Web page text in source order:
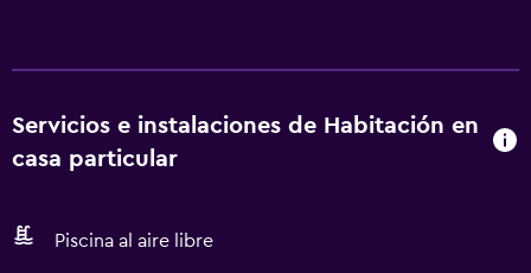
Servicios e instalaciones de Habitación en
casa particular
Piscina al aire libre